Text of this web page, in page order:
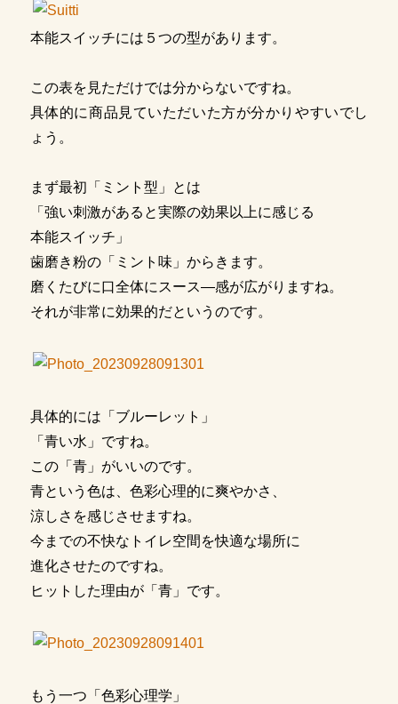
本能スイッチには５つの型があります。
この表を見ただけでは分からないですね。
具体的に商品見ていただいた方が分かりやすいでし
ょう。
まず最初「ミント型」とは
「強い刺激があると実際の効果以上に感じる
本能スイッチ」
歯磨き粉の「ミント味」からきます。
磨くたびに口全体にスース―感が広がりますね。
それが非常に効果的だというのです。
具体的には「ブルーレット」
「青い水」ですね。
この「青」がいいのです。
青という色は、色彩心理的に爽やかさ、
涼しさを感じさせますね。
今までの不快なトイレ空間を快適な場所に
進化させたのですね。
ヒットした理由が「青」です。
もう一つ「色彩心理学」